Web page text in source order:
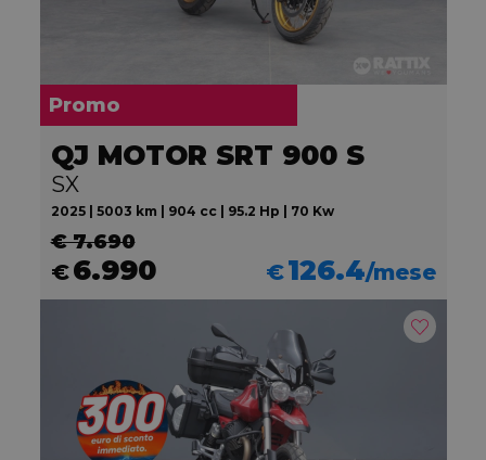
Promo
QJ MOTOR SRT 900 S
SX
2025 | 5003 km | 904 cc | 95.2 Hp | 70 Kw
€ 7.690
€6.990 €126.4/mese